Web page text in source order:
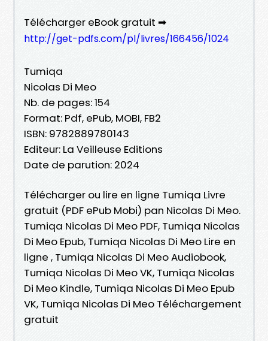
Télécharger eBook gratuit ➡
http://get-pdfs.com/pl/livres/166456/1024
Tumiqa
Nicolas Di Meo
Nb. de pages: 154
Format: Pdf, ePub, MOBI, FB2
ISBN: 9782889780143
Editeur: La Veilleuse Editions
Date de parution: 2024
Télécharger ou lire en ligne Tumiqa Livre
gratuit (PDF ePub Mobi) pan Nicolas Di Meo.
Tumiqa Nicolas Di Meo PDF, Tumiqa Nicolas
Di Meo Epub, Tumiqa Nicolas Di Meo Lire en
ligne , Tumiqa Nicolas Di Meo Audiobook,
Tumiqa Nicolas Di Meo VK, Tumiqa Nicolas
Di Meo Kindle, Tumiqa Nicolas Di Meo Epub
VK, Tumiqa Nicolas Di Meo Téléchargement
gratuit